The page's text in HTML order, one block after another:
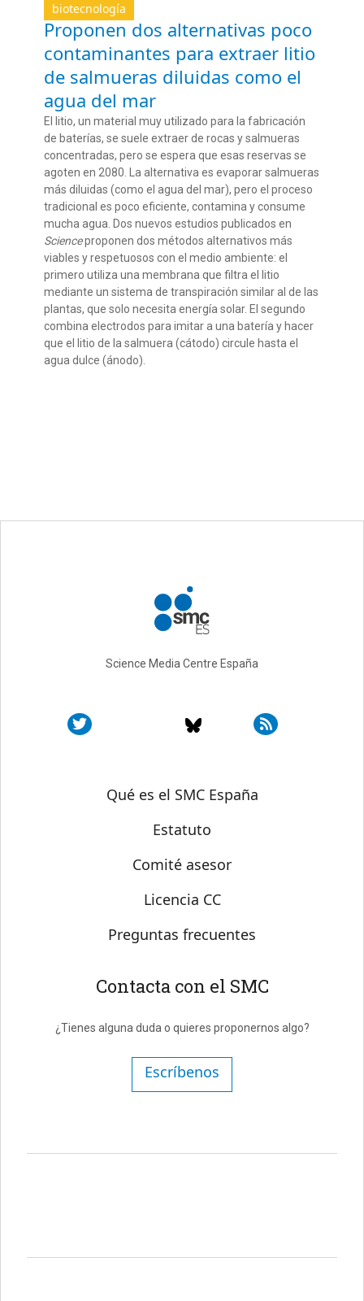
biotecnología
Proponen dos alternativas poco
contaminantes para extraer litio
de salmueras diluidas como el
agua del mar
El litio, un material muy utilizado para la fabricación
de baterías, se suele extraer de rocas y salmueras
concentradas, pero se espera que esas reservas se
agoten en 2080. La alternativa es evaporar salmueras
más diluidas (como el agua del mar), pero el proceso
tradicional es poco eficiente, contamina y consume
mucha agua. Dos nuevos estudios publicados en
Scienceproponen dos métodos alternativos más
viables y respetuosos con el medio ambiente: el
primero utiliza una membrana que filtra el litio
mediante un sistema de transpiración similar al de las
plantas, que solo necesita energía solar. El segundo
combina electrodos para imitar a una batería y hacer
que el litio de la salmuera (cátodo) circule hasta el
agua dulce (ánodo).
Science Media Centre España
Sobre SMC España
Qué es el SMC España
Estatuto
Comité asesor
Licencia CC
Preguntas frecuentes
Contacta con el SMC
¿Tienes alguna duda o quieres proponernos algo?
Escríbenos